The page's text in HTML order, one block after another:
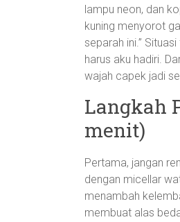
lampu neon, dan
kuning menyorot
separah ini.”
harus aku hadiri.
wajah capek jadi
Langkah
menit)
Pertama, jangan
dengan micellar
menambah
membuat alas